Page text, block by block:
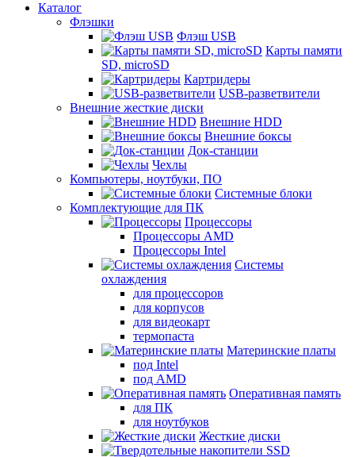
Каталог
Флэшки
Флэш USB
Карты памяти
SD, microSD
Картридеры
USB-разветвители
Внешние жесткие диски
Внешние HDD
Внешние боксы
Док-станции
Чехлы
Компьютеры, ноутбуки, ПО
Системные блоки
Комплектующие для ПК
Процессоры
Процессоры AMD
Процессоры Intel
Системы
охлаждения
для процессоров
для корпусов
для видеокарт
термопаста
Материнские платы
под Intel
под AMD
Оперативная память
для ПК
для ноутбуков
Жесткие диски